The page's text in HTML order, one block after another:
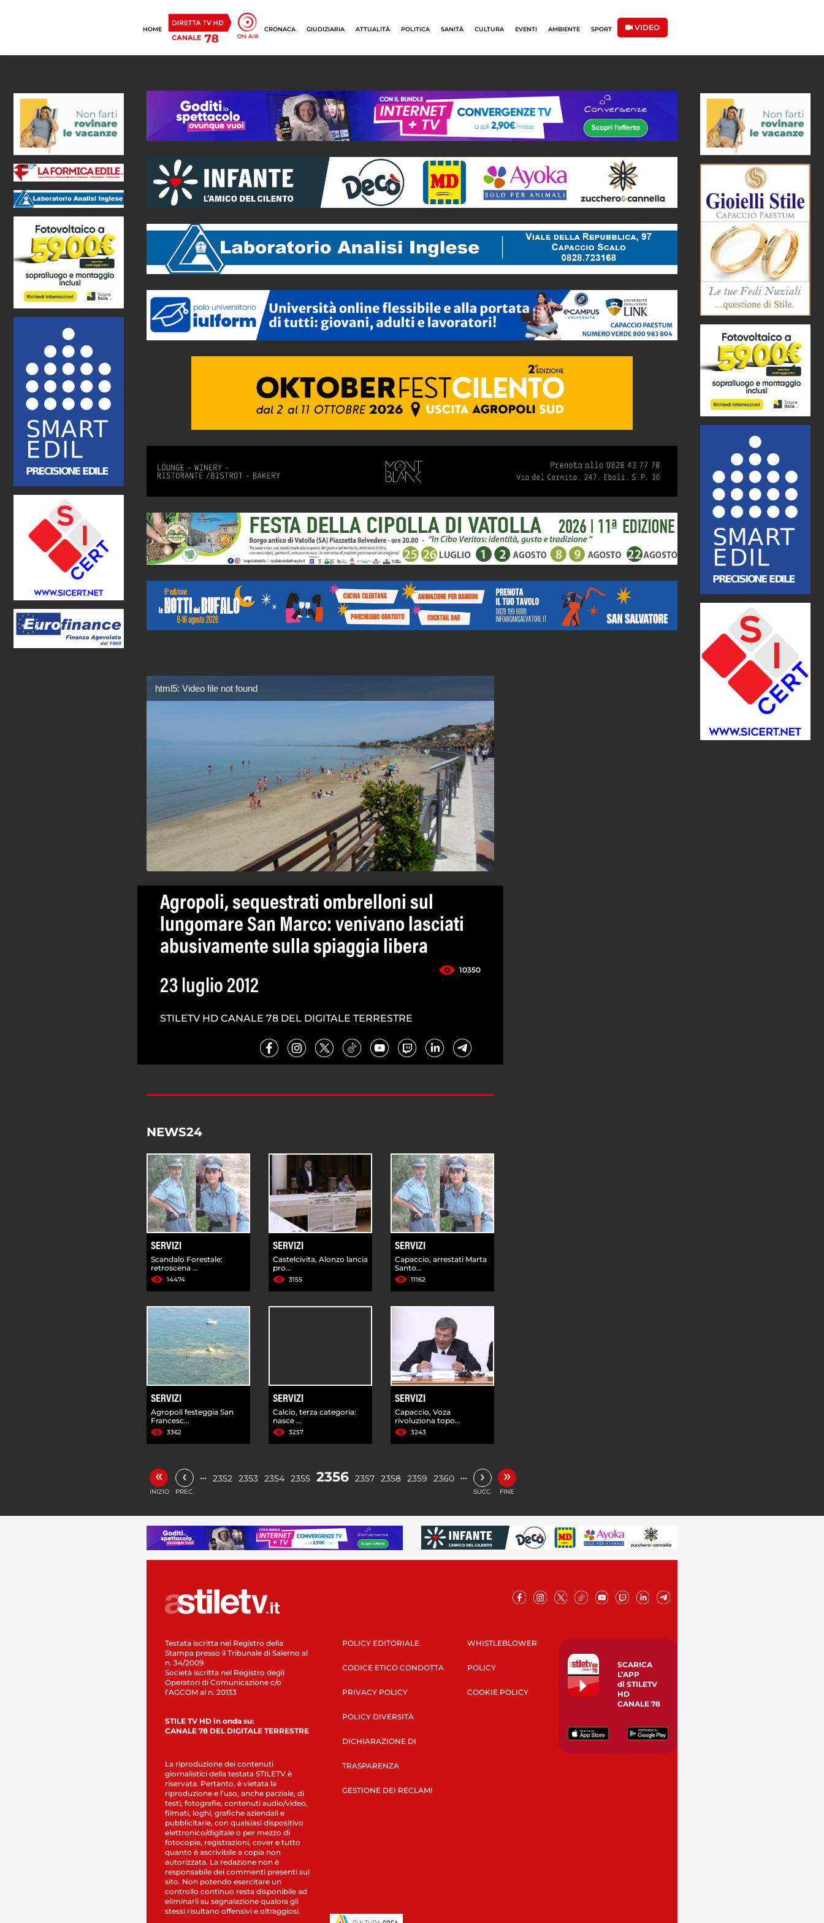
HOME CRONACA GIUDIZIARIA ATTUALITÀ POLITICA SANITÀ CULTURA EVENTI AMBIENTE SPORT VIDEO
html5: Video file not found
Agropoli, sequestrati ombrelloni sul
lungomare San Marco: venivano lasciati
abusivamente sulla spiaggia libera
10350
23 luglio 2012
STILETV HD CANALE 78 DEL DIGITALE TERRESTRE
NEWS24
SERVIZI
Scandalo Forestale:
retroscena ...
14474
SERVIZI
Castelcivita, Alonzo lancia
pro...
3155
SERVIZI
Capaccio, arrestati Marta
Santo...
11162
SERVIZI
Agropoli festeggia San
Francesc...
3362
SERVIZI
Calcio, terza categoria:
nasce ...
3257
SERVIZI
Capaccio, Voza
rivoluziona topo...
3243
«
INIZIO
‹
PREC.
… 2352 2353 2354 2355 2356 2357 2358 2359 2360 … ›
SUCC.
»
FINE
Testata iscritta nel Registro della
Stampa presso il Tribunale di Salerno al
n. 34/2009
Società iscritta nel Registro degli
Operatori di Comunicazione c/o
l’AGCOM al n. 20133
STILE TV HD in onda su:
CANALE 78 DEL DIGITALE TERRESTRE
La riproduzione dei contenuti
giornalistici della testata STILETV è
riservata. Pertanto, è vietata la
riproduzione e l’uso, anche parziale, di
testi, fotografie, contenuti audio/video,
filmati, loghi, grafiche aziendali e
pubblicitarie, con qualsiasi dispositivo
elettronico/digitale o per mezzo di
fotocopie, registrazioni, cover e tutto
quanto è ascrivibile a copia non
autorizzata. La redazione non è
responsabile dei commenti presenti sul
sito. Non potendo esercitare un
controllo continuo resta disponibile ad
eliminarli su segnalazione qualora gli
stessi risultano offensivi e oltraggiosi.
POLICY EDITORIALE
CODICE ETICO CONDOTTA
PRIVACY POLICY
POLICY DIVERSITÀ
DICHIARAZIONE DI
TRASPARENZA
GESTIONE DEI RECLAMI
WHISTLEBLOWER
POLICY
COOKIE POLICY
SCARICA
L’APP
di STILETV
HD
CANALE 78